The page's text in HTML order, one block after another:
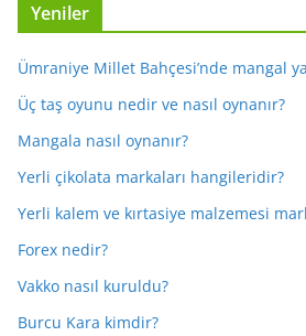
Yeniler
Ümraniye Millet Bahçesi’nde mangal
Üç taş oyunu nedir ve nasıl oynanır?
Mangala nasıl oynanır?
Yerli çikolata markaları hangileridir?
Yerli kalem ve kırtasiye malzemesi
Forex nedir?
Vakko nasıl kuruldu?
Burcu Kara kimdir?